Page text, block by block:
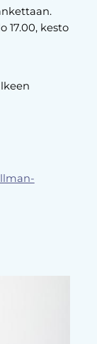
17.00, kesto